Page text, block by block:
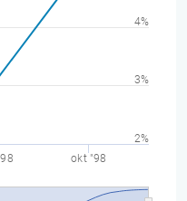
okt "98
2%
3%
4%